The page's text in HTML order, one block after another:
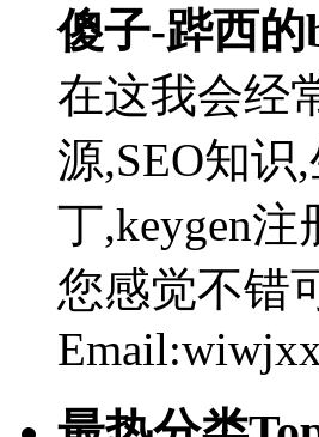
傻子-跸西的
在这我会经
源,SEO知识
丁,keygen
您感觉不错